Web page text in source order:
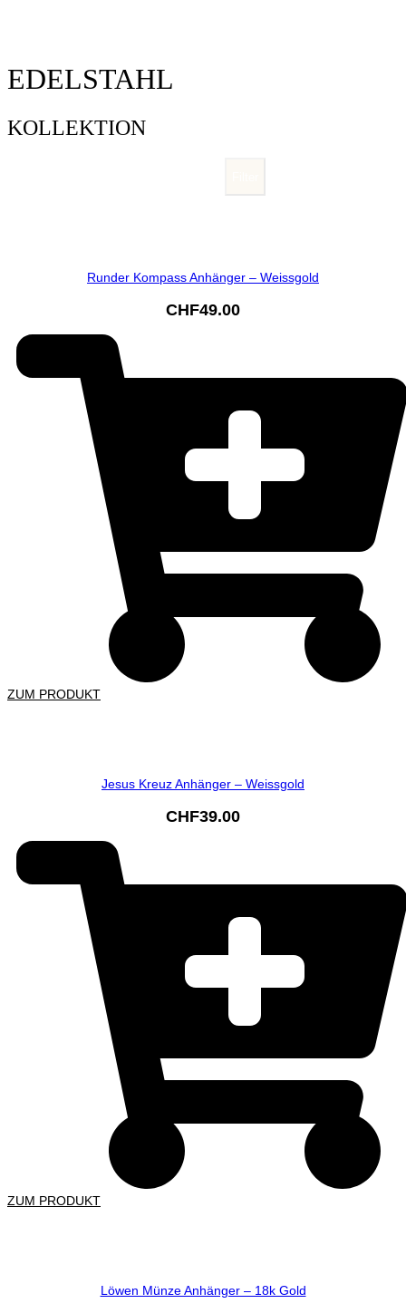
EDELSTAHL
KOLLEKTION
Runder Kompass Anhänger – Weissgold
CHF49.00
ZUM PRODUKT
Jesus Kreuz Anhänger – Weissgold
CHF39.00
ZUM PRODUKT
Löwen Münze Anhänger – 18k Gold